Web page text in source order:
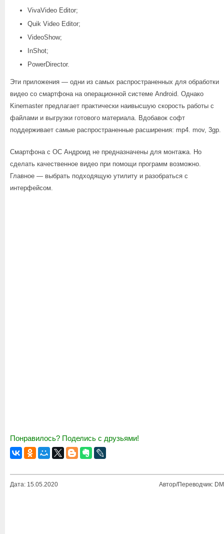
VivaVideo Editor;
Quik Video Editor;
VideoShow;
InShot;
PowerDirector.
Эти приложения — одни из самых распространенных для обработки
видео со смартфона на операционной системе Android. Однако
Kinemaster предлагает практически наивысшую скорость работы с
файлами и выгрузки готового материала. Вдобавок софт
поддерживает самые распространенные расширения: mp4. mov, 3gp.
Смартфона с ОС Андроид не предназначены для монтажа. Но
сделать качественное видео при помощи программ возможно.
Главное — выбрать подходящую утилиту и разобраться с
интерфейсом.
Понравилось? Поделись с друзьями!
Дата: 15.05.2020 Автор/Переводчик: DM